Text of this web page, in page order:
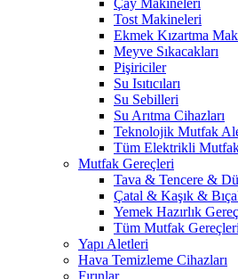
Çay Makineleri
Tost Makineleri
Ekmek Kızartma
Meyve Sıkacakları
Pişiriciler
Su Isıtıcıları
Su Sebilleri
Su Arıtma Cihazları
Teknolojik Mutfak
Tüm Elektrikli
Mutfak Gereçleri
Tava & Tencere &
Çatal & Kaşık &
Yemek Hazırlık
Tüm Mutfak Gereçleri
Yapı Aletleri
Hava Temizleme Cihazları
Fırınlar